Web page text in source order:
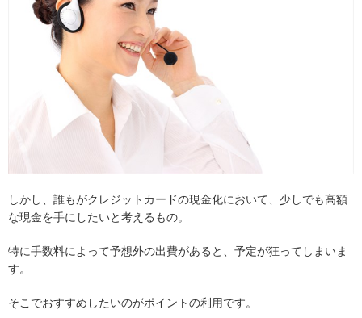
しかし、誰もがクレジットカードの現金化において、少しでも高額
な現金を手にしたいと考えるもの。
特に手数料によって予想外の出費があると、予定が狂ってしまいま
す。
そこでおすすめしたいのがポイントの利用です。